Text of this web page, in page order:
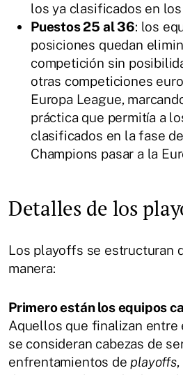
los ya clasificados en
Puestos 25 al 36: los
posiciones quedan
competición sin
otras competiciones
Europa League,
práctica que permitía a
clasificados en la fase
Champions pasar a la
Detalles de los
Los playoffs se estructuran
manera:
Primero están los equipos
Aquellos que finalizan entre
se consideran cabezas de
enfrentamientos de playoffs,